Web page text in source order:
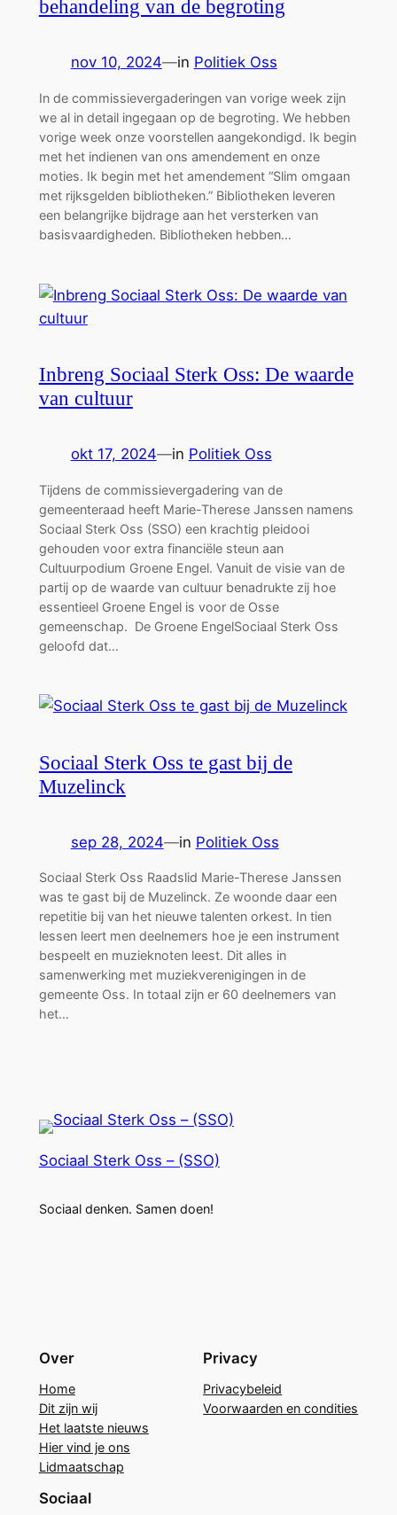
behandeling van de begroting
nov 10, 2024—in Politiek Oss
In de commissievergaderingen van vorige week zijn
we al in detail ingegaan op de begroting. We hebben
vorige week onze voorstellen aangekondigd. Ik begin
met het indienen van ons amendement en onze
moties. Ik begin met het amendement “Slim omgaan
met rijksgelden bibliotheken.” Bibliotheken leveren
een belangrijke bijdrage aan het versterken van
basisvaardigheden. Bibliotheken hebben…
Inbreng Sociaal Sterk Oss: De waarde
van cultuur
okt 17, 2024—in Politiek Oss
Tijdens de commissievergadering van de
gemeenteraad heeft Marie-Therese Janssen namens
Sociaal Sterk Oss (SSO) een krachtig pleidooi
gehouden voor extra financiële steun aan
Cultuurpodium Groene Engel. Vanuit de visie van de
partij op de waarde van cultuur benadrukte zij hoe
essentieel Groene Engel is voor de Osse
gemeenschap. De Groene EngelSociaal Sterk Oss
geloofd dat…
Sociaal Sterk Oss te gast bij de
Muzelinck
sep 28, 2024—in Politiek Oss
Sociaal Sterk Oss Raadslid Marie-Therese Janssen
was te gast bij de Muzelinck. Ze woonde daar een
repetitie bij van het nieuwe talenten orkest. In tien
lessen leert men deelnemers hoe je een instrument
bespeelt en muzieknoten leest. Dit alles in
samenwerking met muziekverenigingen in de
gemeente Oss. In totaal zijn er 60 deelnemers van
het…
Sociaal Sterk Oss – (SSO)
Sociaal denken. Samen doen!
Over
Home
Dit zijn wij
Het laatste nieuws
Hier vind je ons
Lidmaatschap
Privacy
Privacybeleid
Voorwaarden en condities
Sociaal